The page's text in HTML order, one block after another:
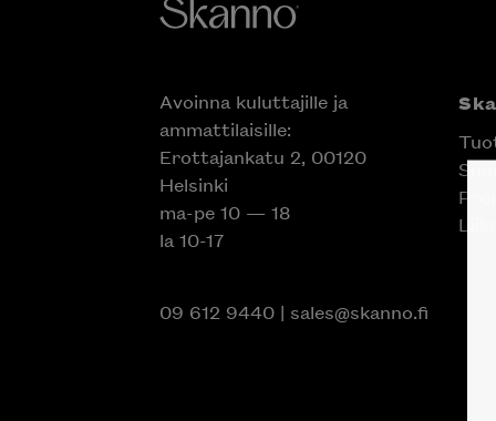
Avoinna kuluttajille ja
ammattilaisille:
Erottajankatu 2, 00120
Helsinki
ma-pe 10 — 18
la 10-17
09 612 9440| sales@skanno.fi